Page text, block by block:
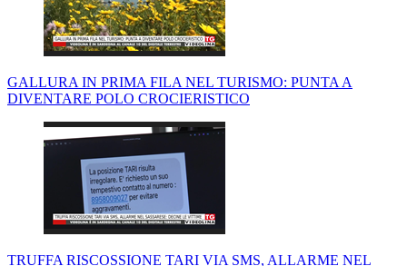
GALLURA IN PRIMA FILA NEL TURISMO: PUNTA A
DIVENTARE POLO CROCIERISTICO
TRUFFA RISCOSSIONE TARI VIA SMS, ALLARME NEL